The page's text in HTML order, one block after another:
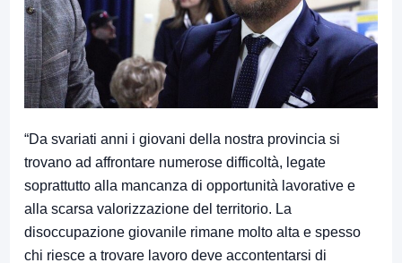
“Da svariati anni i giovani della nostra provincia si
trovano ad affrontare numerose difficoltà, legate
soprattutto alla mancanza di opportunità lavorative e
alla scarsa valorizzazione del territorio. La
disoccupazione giovanile rimane molto alta e spesso
chi riesce a trovare lavoro deve accontentarsi di